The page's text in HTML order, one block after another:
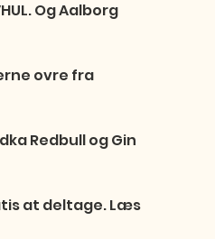
Og Aalborg
ovre fra
Redbull og Gin
at deltage. Læs